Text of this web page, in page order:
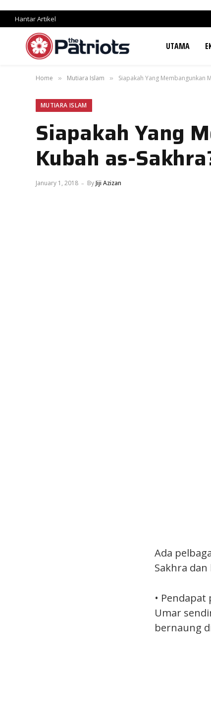
Hantar Artikel
UTAMA
Home » Mutiara Islam » Siapakah Yang Membangunkan
MUTIARA ISLAM
Siapakah Yang
Kubah as-
January 1, 2018 ByJiji Azizan
Ada
Sakhra dan
•
Umar
bernaung